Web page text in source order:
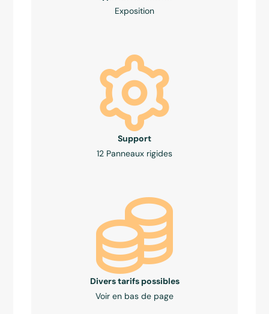
Exposition
Support
12 Panneaux rigides
Divers tarifs possibles
Voir en bas de page